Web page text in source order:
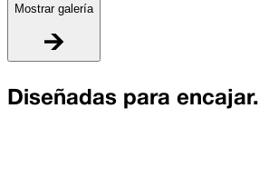
Mostrar galería
Diseñadas para encajar.